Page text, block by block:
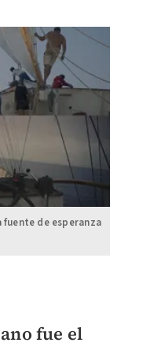
de esperanza
fue el